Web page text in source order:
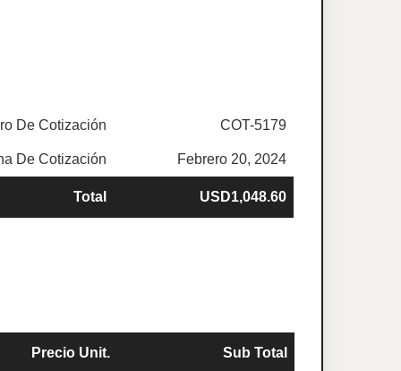
De Cotización COT-5179
De Cotización Febrero 20, 2024
Total USD1,048.60
Precio Unit. Sub Total